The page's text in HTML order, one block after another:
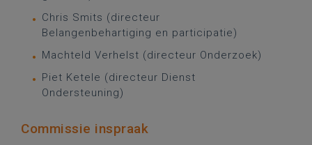
Chris Smits (directeur
Belangenbehartiging en participatie)
Machteld Verhelst (directeur Onderzoek)
Piet Ketele (directeur Dienst
Ondersteuning)
Commissie inspraak